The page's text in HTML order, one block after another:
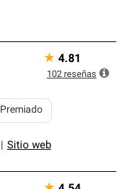
Sitio web
Premiado
★ 4.81
102 reseñas